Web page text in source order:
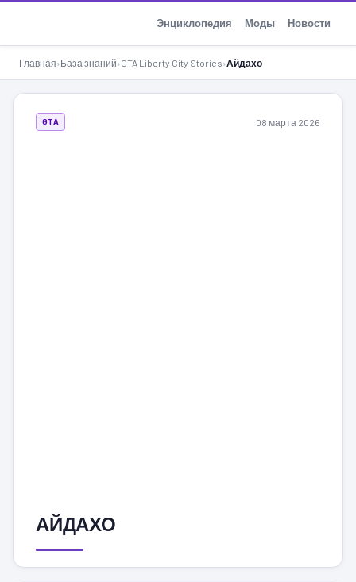
Энциклопедия Моды Новости
Главная›База знаний›GTA Liberty City Stories›Айдахо
GTA 08 марта 2026
АЙДАХО